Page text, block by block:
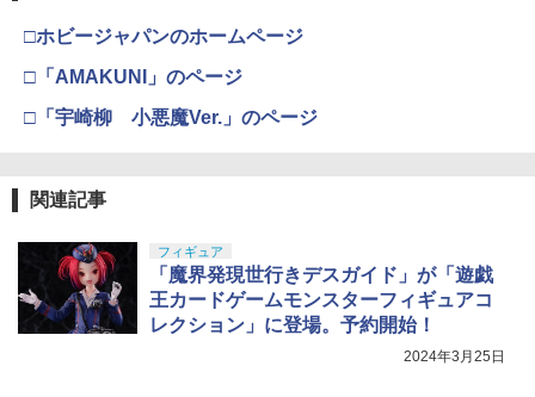
□ホビージャパンのホームページ
□「AMAKUNI」のページ
□「宇崎柳 小悪魔Ver.」のページ
関連記事
フィギュア
「魔界発現世行きデスガイド」が「遊戯
王カードゲームモンスターフィギュアコ
レクション」に登場。予約開始！
2024年3月25日